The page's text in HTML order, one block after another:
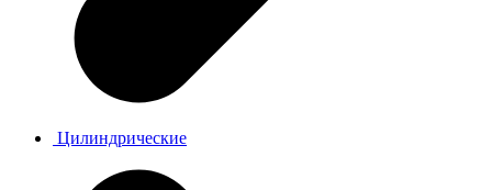
Цилиндрические